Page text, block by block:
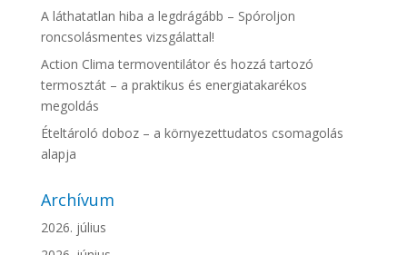
A láthatatlan hiba a legdrágább – Spóroljon
roncsolásmentes vizsgálattal!
Action Clima termoventilátor és hozzá tartozó
termosztát – a praktikus és energiatakarékos
megoldás
Ételtároló doboz – a környezettudatos csomagolás
alapja
Archívum
2026. július